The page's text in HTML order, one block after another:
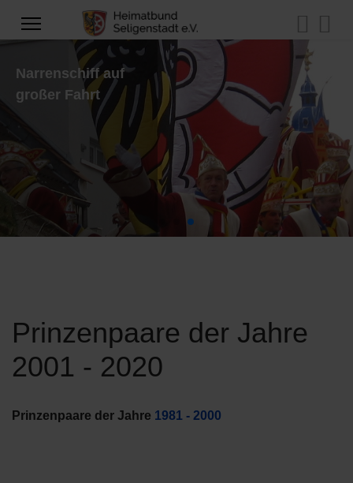
Narrenschiff auf
großer Fahrt
Prinzenpaare der Jahre
2001 - 2020
Prinzenpaare der Jahre 1981 - 2000